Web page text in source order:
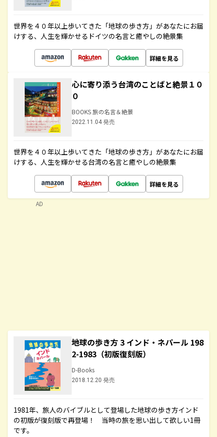
世界を４０年以上歩いてきた「地球の歩き方」があなたにお届
けする、人生を輝かせるドイツの名言と癒やしの絶景集
詳細を見る
心に寄り添う台湾のことばと絶景１０
０
BOOKS 旅の名言＆絶景
2022.11.04 発売
世界を４０年以上歩いてきた「地球の歩き方」があなたにお届
けする、人生を輝かせる台湾の名言と癒やしの絶景集
詳細を見る
地球の歩き方 3 インド・ネパール 198
2-1983（初版復刻版）
D-Books
2018.12.20 発売
1981年、旅人のバイブルとして登場した地球の歩き方インド
の初版が復刻版で再登場！ 当時の旅を思い出して欲しい1冊
です。
AD